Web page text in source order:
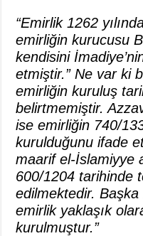
“Emirlik 1262
emirliğin kurucusu
kendisini
etmiştir.” Ne var ki
emirliğin kuruluş
belirtmemiştir.
ise emirliğin 740/
kurulduğunu ifade
maarif el-İslamiyye
600/1204 tarihinde
edilmektedir.
emirlik yaklaşık
kurulmuştur.”